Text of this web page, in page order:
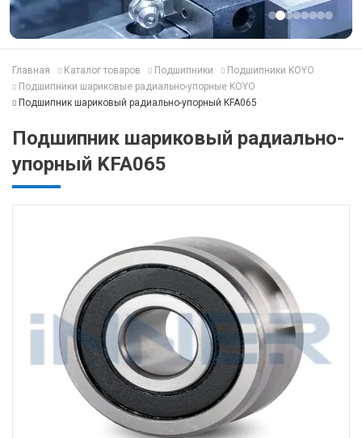
Главная Каталог товаров Подшипники
Подшипники KOYO
Подшипники шариковые радиально-упорные KOYO
Подшипник шариковый радиально-упорный KFA065
Подшипник шариковый радиально-
упорный KFA065